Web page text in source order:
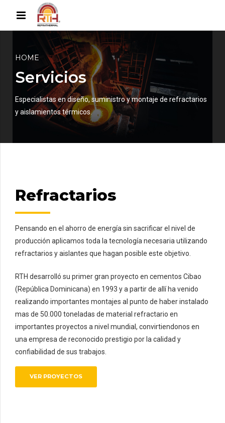
HOME
Servicios
Especialistas en diseño, suministro y montaje de refractarios
y aislamientos térmicos.
Refractarios
Pensando en el ahorro de energía sin sacrificar el nivel de
producción aplicamos toda la tecnología necesaria utilizando
refractarios y aislantes que hagan posible este objetivo.
RTH desarrolló su primer gran proyecto en cementos Cibao
(República Dominicana) en 1993 y a partir de allí ha venido
realizando importantes montajes al punto de haber instalado
mas de 50.000 toneladas de material refractario en
importantes proyectos a nivel mundial, convirtiendonos en
una empresa de reconocido prestigio por la calidad y
confiabilidad de sus trabajos.
VER PROYECTOS